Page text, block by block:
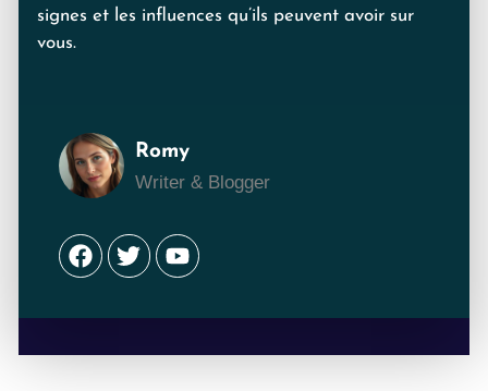
signes et les influences qu’ils peuvent avoir sur
vous.
Romy
Writer & Blogger
Facebook
TwitterYoutube